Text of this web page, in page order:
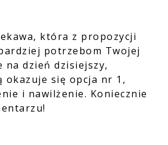
która z propozycji
potrzebom Twojej
na dzień dzisiejszy,
okazuje się opcja nr 1,
i nawilżenie. Koniecznie